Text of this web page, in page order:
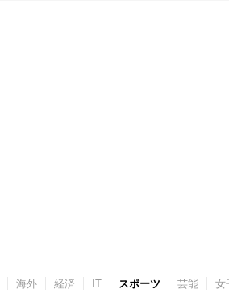
海外 経済 IT スポーツ 芸能 女